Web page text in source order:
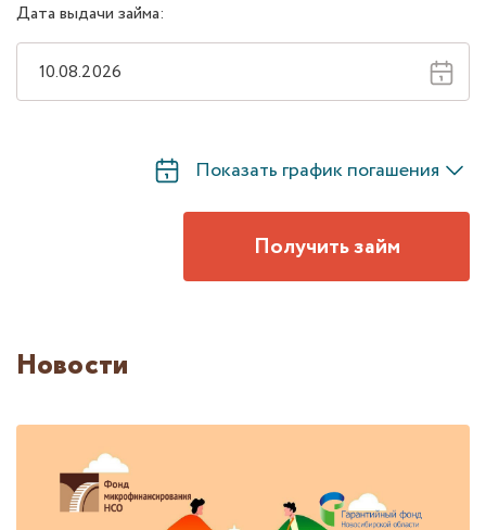
Дата выдачи займа:
Показать график погашения
Получить займ
Новости